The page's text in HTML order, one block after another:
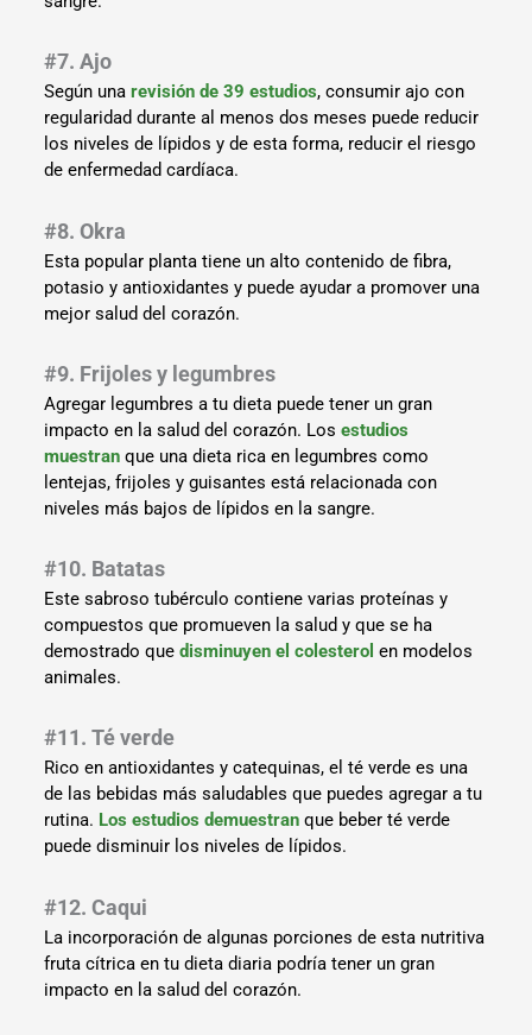
#7. Ajo
Según unarevisión de 39 estudios, consumir ajo con
regularidad durante al menos dos meses puede reducir
los niveles de lípidos y de esta forma, reducir el riesgo
de enfermedad cardíaca.
#8. Okra
Esta popular planta tiene un alto contenido de fibra,
potasio y antioxidantes y puede ayudar a promover una
mejor salud del corazón.
#9. Frijoles y legumbres
Agregar legumbres a tu dieta puede tener un gran
impacto en la salud del corazón. Losestudios
muestran que una dieta rica en legumbres como
lentejas, frijoles y guisantes está relacionada con
niveles más bajos de lípidos en la sangre.
#10. Batatas
Este sabroso tubérculo contiene varias proteínas y
compuestos que promueven la salud y que se ha
demostrado quedisminuyen el colesterol en modelos
animales.
#11. Té verde
Rico en antioxidantes y catequinas, el té verde es una
de las bebidas más saludables que puedes agregar a tu
rutina. Los estudios demuestran que beber té verde
puede disminuir los niveles de lípidos.
#12. Caqui
La incorporación de algunas porciones de esta nutritiva
fruta cítrica en tu dieta diaria podría tener un gran
impacto en la salud del corazón.